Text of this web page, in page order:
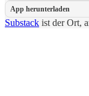
App herunterladen
Substack ist der Ort,